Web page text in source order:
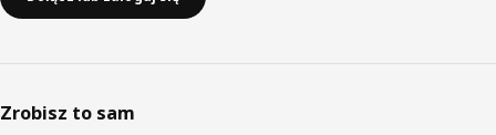
Zrobisz to sam